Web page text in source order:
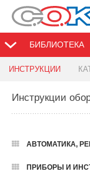
БИБЛИОТЕКА
ИНСТРУКЦИИ
Инструкции
АВТОМАТИКА,
ПРИБОРЫ И